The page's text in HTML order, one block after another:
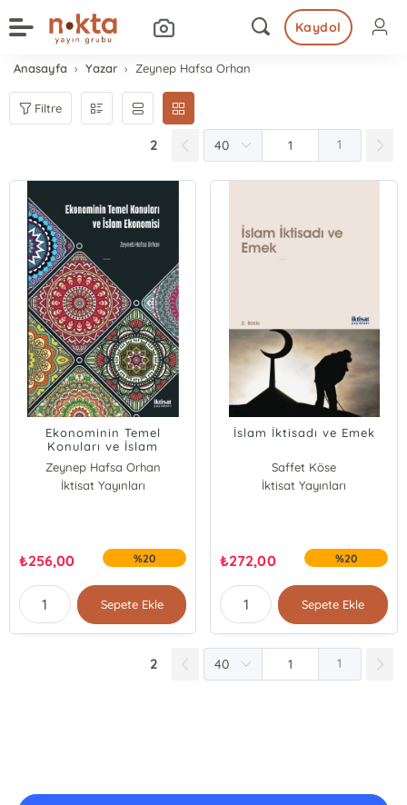
Kaydol
Anasayfa Yazar Zeynep Hafsa Orhan
Filtre
2 1
Ekonominin Temel
Konuları ve İslam
Ekonomisi
Zeynep Hafsa Orhan
İktisat Yayınları
₺256,00 %20
Sepete Ekle
İslam İktisadı ve Emek
Saffet Köse
Zeynep Hafsa Orhan
İktisat Yayınları
₺272,00 %20
Sepete Ekle
2 1